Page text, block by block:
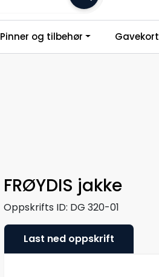
Pinner og tilbehør Gavekort
FRØYDIS jakke
Oppskrifts ID: DG 320-01
Last ned oppskrift